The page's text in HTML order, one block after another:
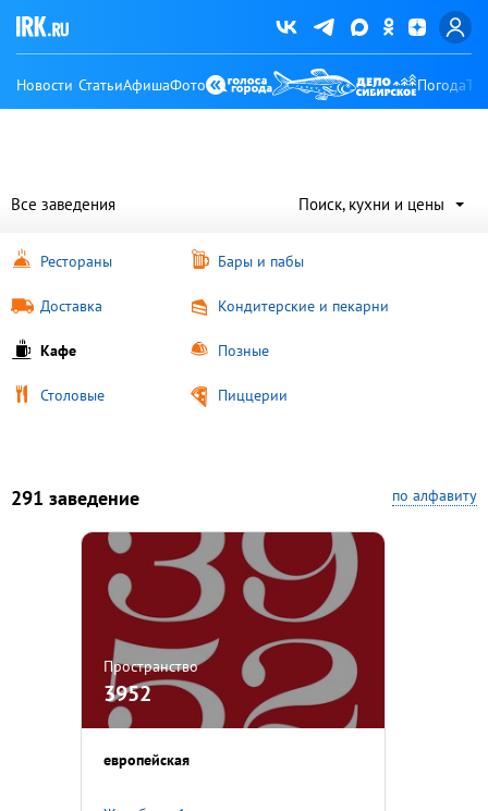
Новости СтатьиАфишаФото Погода
Поиск, кухни и цены
Все заведения
Рестораны Бары и пабы
Доставка Кондитерские и пекарни
Кафе Позные
Столовые Пиццерии
291 заведение по алфавиту
Пространство
3952
европейская